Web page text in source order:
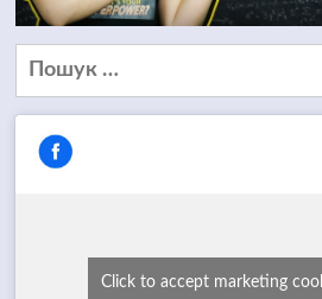
Пошук:
Click to accept marketing